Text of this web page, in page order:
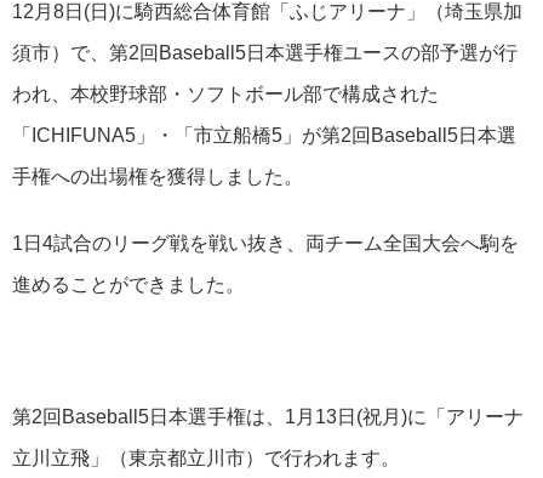
12月8日(日)に騎西総合体育館「ふじアリーナ」（埼玉県加
須市）で、第2回Baseball5日本選手権ユースの部予選が行
われ、本校野球部・ソフトボール部で構成された
「ICHIFUNA5」・「市立船橋5」が第2回Baseball5日本選
手権への出場権を獲得しました。
1日4試合のリーグ戦を戦い抜き、両チーム全国大会へ駒を
進めることができました。
第2回Baseball5日本選手権は、1月13日(祝月)に「アリーナ
立川立飛」（東京都立川市）で行われます。